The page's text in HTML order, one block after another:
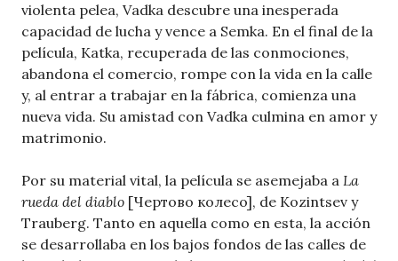
violenta pelea, Vadka descubre una inesperada
capacidad de lucha y vence a Semka. En el final de la
película, Katka, recuperada de las conmociones,
abandona el comercio, rompe con la vida en la calle
y, al entrar a trabajar en la fábrica, comienza una
nueva vida. Su amistad con Vadka culmina en amor y
matrimonio.
Por su material vital, la película se asemejaba a La
rueda del diablo [Чертовo колесo], de Kozintsev y
Trauberg. Tanto en aquella como en esta, la acción
se desarrollaba en los bajos fondos de las calles de